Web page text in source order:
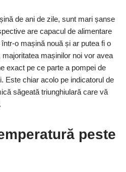
de ani de zile, sunt mari șanse
are capacul de alimentare
o mașină nouă și ar putea fi o
mașinilor noi vor avea
exact pe ce parte a pompei de
Este chiar acolo pe indicatorul de
săgeată triunghiulară care vă
peste